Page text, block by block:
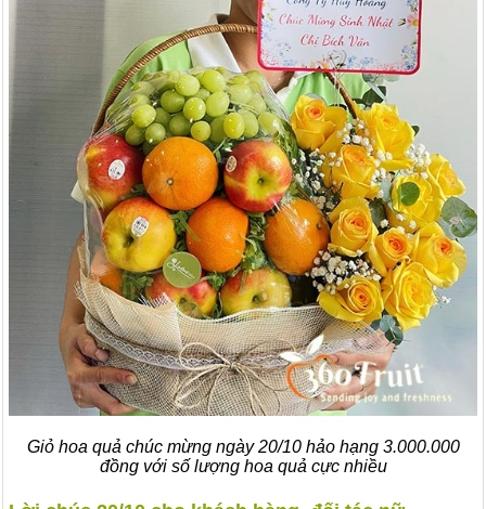
Giỏ hoa quả chúc mừng ngày 20/10 hảo hạng 3.000.000
đồng với số lượng hoa quả cực nhiều